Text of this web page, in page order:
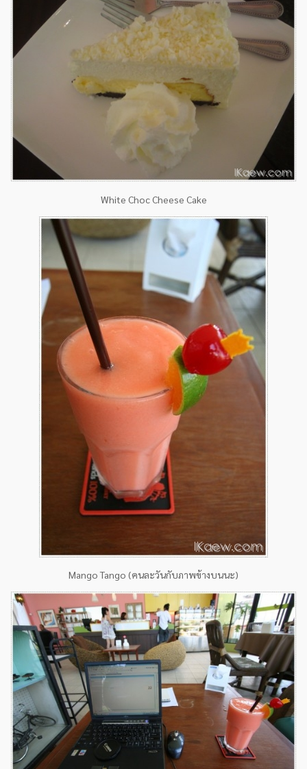
White Choc Cheese Cake
Mango Tango (คนละวันกับภาพข้างบนนะ)